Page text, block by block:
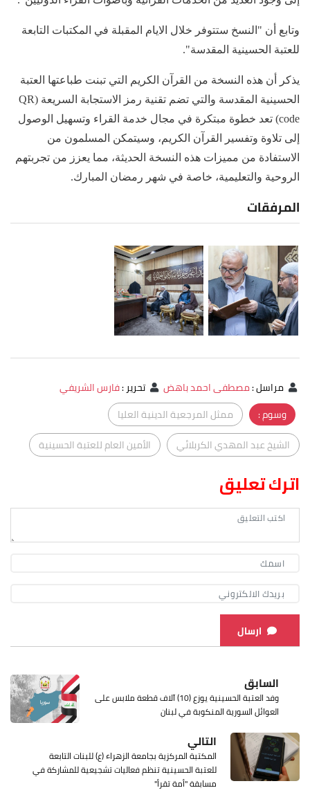
وتابع أن "النسخ ستتوفر خلال الايام المقبلة في المكتبات التابعة
للعتبة الحسينية المقدسة".
يذكر أن هذه النسخة من القرآن الكريم التي تبنت طباعتها العتبة
الحسينية المقدسة والتي تضم تقنية رمز الاستجابة السريعة (QR
code) تعد خطوة مبتكرة في مجال خدمة القراء وتسهيل الوصول
إلى تلاوة وتفسير القرآن الكريم، وسيتمكن المسلمون من
الاستفادة من مميزات هذه النسخة الحديثة، مما يعزز من تجربتهم
الروحية والتعليمية، خاصة في شهر رمضان المبارك.
المرفقات
مراسل:مصطفى احمد باهض تحرير:فارس الشريفي
وسوم :
ممثل المرجعية الدينية العليا
الشيخ عبد المهدي الكربلائي
الأمين العام للعتبة الحسينية
اترك تعليق
ارسال
السابق
وفد العتبة الحسينية يوزع (10) آلاف قطعة ملابس على
العوائل السورية المنكوبة في لبنان
التالي
المكتبة المركزية بجامعة الزهراء (ع) للبنات التابعة
للعتبة الحسينية تنظم فعاليات تشجيعية للمشاركة في
مسابقة "أمة تقرأ"